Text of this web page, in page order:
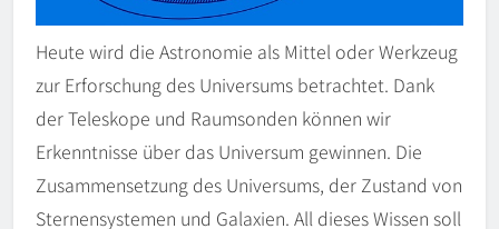
Heute wird die Astronomie als Mittel oder Werkzeug
zur Erforschung des Universums betrachtet. Dank
der Teleskope und Raumsonden können wir
Erkenntnisse über das Universum gewinnen. Die
Zusammensetzung des Universums, der Zustand von
Sternensystemen und Galaxien. All dieses Wissen soll